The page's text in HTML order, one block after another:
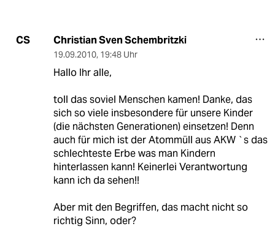
CS Christian Sven Schembritzki
19.09.2010, 19:48 Uhr
Hallo Ihr alle,
toll das soviel Menschen kamen! Danke, das
sich so viele insbesondere für unsere Kinder
(die nächsten Generationen) einsetzen! Denn
auch für mich ist der Atommüll aus AKW `s das
schlechteste Erbe was man Kindern
hinterlassen kann! Keinerlei Verantwortung
kann ich da sehen!!
Aber mit den Begriffen, das macht nicht so
richtig Sinn, oder?